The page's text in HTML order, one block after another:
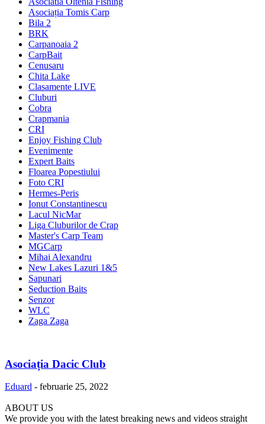
Asociația Tomis Carp
Bila 2
BRK
Carpanoaia 2
CarpBait
Cenusaru
Chita Lake
Clasamente LIVE
Cluburi
Cobra
Crapmania
CRI
Enjoy Fishing Club
Evenimente
Expert Baits
Floarea Popestiului
Foto CRI
Hermes-Peris
Ionut Constantinescu
Lacul NicMar
Liga Cluburilor de Crap
Master's Carp Team
MGCarp
Mihai Alexandru
New Lakes Lazuri 1&5
Sapunari
Seduction Baits
Senzor
WLC
Zaga Zaga
Asociația Dacic Club
Eduard - februarie 25, 2022
ABOUT US
We provide you with the latest breaking news and videos straight